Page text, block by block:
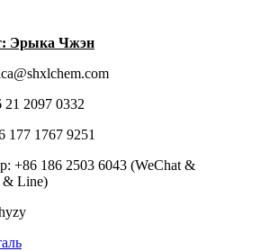
Эрыка Чжэн
21 2097 0332
177 1767 9251
+86 186 2503 6043 (WeChat &
& Line)